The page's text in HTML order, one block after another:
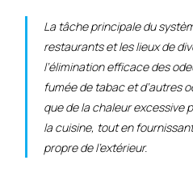
La tâche principale du
restaurants et les lieux de
l’élimination efficace des
fumée de tabac et d’autres
que de la chaleur excessive
la cuisine, tout en
propre de l’extérieur.